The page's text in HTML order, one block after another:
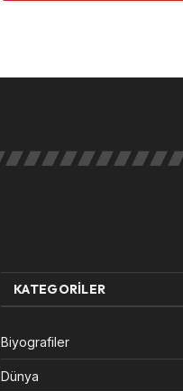
KATEGORILER
Biyografiler
Dünya